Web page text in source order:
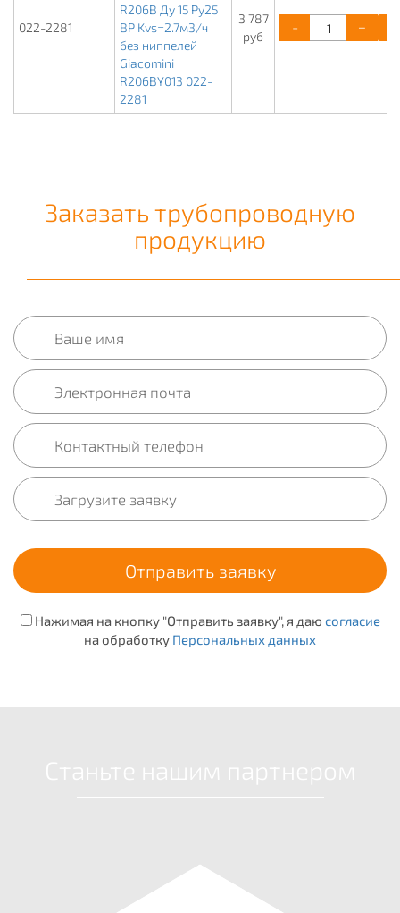
022-2281
R206B Ду 15 Ру25
ВР Kvs=2.7м3/ч
без ниппелей
Giacomini
R206BY013 022-
2281
3 787
руб
- +
Заказать трубопроводную
продукцию
Нажимая на кнопку "Отправить заявку", я даю согласие
на обработку Персональных данных